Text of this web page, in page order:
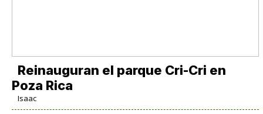
Reinauguran el parque Cri-Cri en
Poza Rica
Isaac